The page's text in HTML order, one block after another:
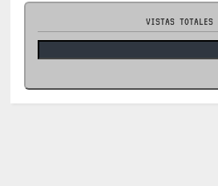
VISTAS TOTALES